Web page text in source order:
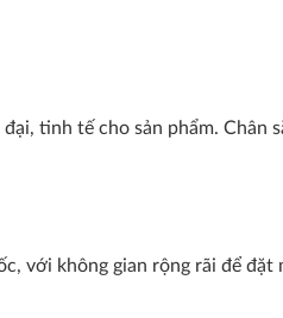
tinh tế cho sản phẩm. Chân
với không gian rộng rãi để